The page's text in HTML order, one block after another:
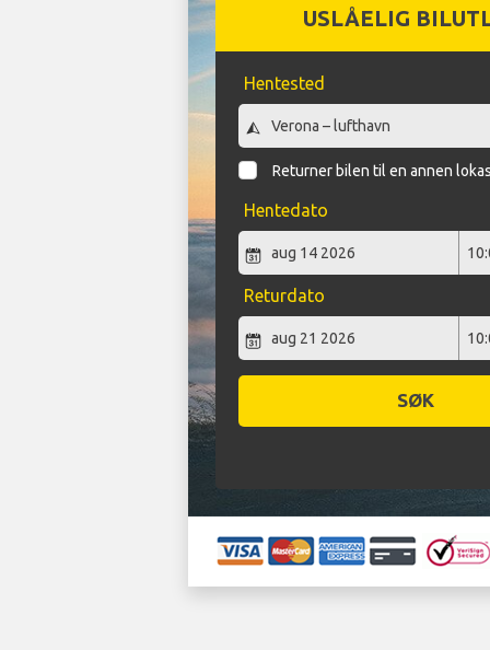
USLÅELIG
Hentested
Returner bilen til en annen
Hentedato
Returdato
SØK